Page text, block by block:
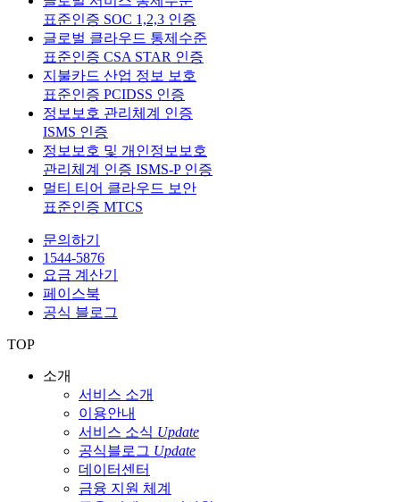
표준인증 SOC 1,2,3 인증
글로벌 클라우드 통제수준
표준인증 CSA STAR 인증
지불카드 산업 정보 보호
표준인증 PCIDSS 인증
정보보호 관리체계 인증
ISMS 인증
정보보호 및 개인정보보호
관리체계 인증 ISMS-P 인증
멀티 티어 클라우드 보안
표준인증 MTCS
문의하기
1544-5876
요금 계산기
페이스북
공식 블로그
TOP
소개
서비스 소개
이용안내
서비스 소식 Update
공식블로그 Update
데이터센터
금융 지원 체계